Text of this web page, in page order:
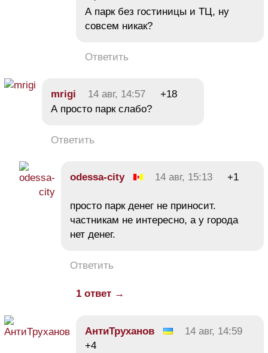
А парк без гостиницы и ТЦ, ну
совсем никак?
Ответить
mrigi 14 авг, 14:57
+18
А просто парк слабо?
Ответить
odessa-city 14 авг, 15:13 +1
просто парк денег не приносит.
частникам не интересно, а у города
нет денег.
Ответить
1 ответ →
АнтиТруханов
14 авг, 14:59
+4